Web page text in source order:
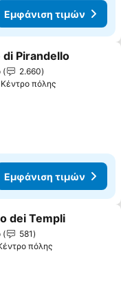
Εμφάνιση τιμών
στα αγαπημένα
di Pirandello
2.660
πόλης
Εμφάνιση τιμών
στα αγαπημένα
dei Templi
581
πόλης